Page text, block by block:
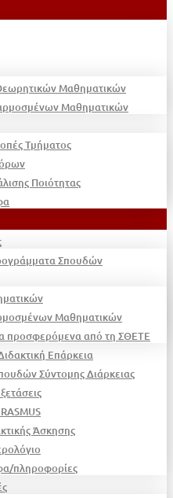
Μαθηματικών
Μαθηματικών
Τμήματος
Ποιότητας
Σπουδών
Μαθηματικών
προσφερόμενα από τη ΣΘΕΤΕ
Επάρκεια
Σύντομης Διάρκειας
Άσκησης
πληροφορίες